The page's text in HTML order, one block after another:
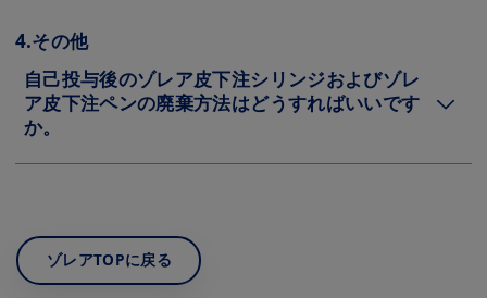
4.その他
自己投与後のゾレア皮下注シリンジおよびゾレ
ア皮下注ペンの廃棄方法はどうすればいいです
か。
ゾレアTOPに戻る